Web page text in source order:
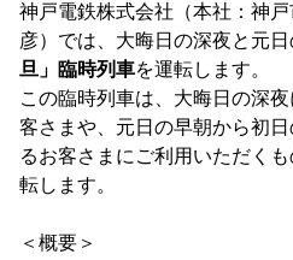
神戸電鉄株式会社（本社：神
彦）では、大晦日の深夜と元日
旦」臨時列車を運転します。
この臨時列車は、大晦日の深
客さまや、元日の早朝から初
るお客さまにご利用いただく
転します。
＜概要＞